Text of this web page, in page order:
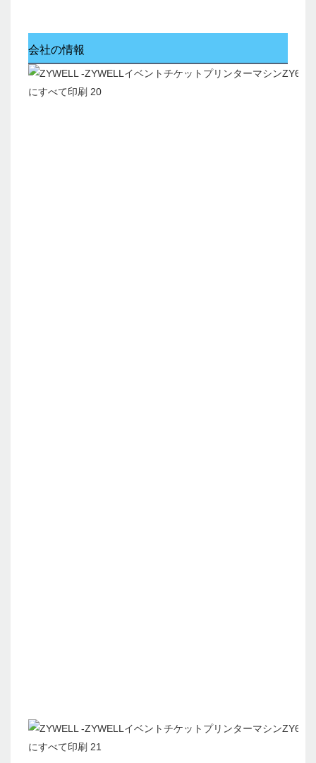
会社の情報